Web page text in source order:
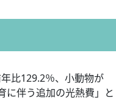
比129.2％、小動物が
に伴う追加の光熱費」と